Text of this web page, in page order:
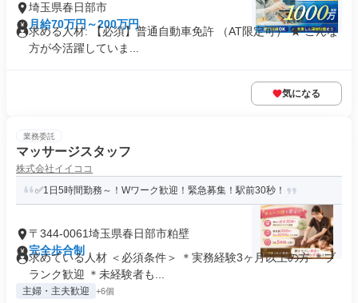
埼玉県春日部市
月給70万円～200万円
求める人材: 【必須】普通自動車免許 （AT限定可） ★ こんな
方が今活躍していま...
気になる
業務委託
マッサージスタッフ
株式会社イイココ
✅1日5時間勤務～！Wワーク歓迎！緊急募集！駅前30秒！
〒344-0061埼玉県春日部市粕壁
完全歩合制
求めている人材 ＜必須条件＞ ＊実務経験3ヶ月以上の方 ＊ブ
ランク歓迎 ＊未経験者も...
主婦・主夫歓迎 +6個